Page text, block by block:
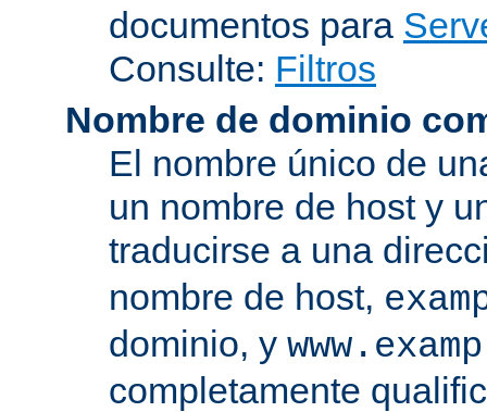
documentos para
Consulte: Filtros
Nombre de dominio
El nombre único de
un nombre de host y
traducirse a una
nombre de host,
dominio, y
completamente